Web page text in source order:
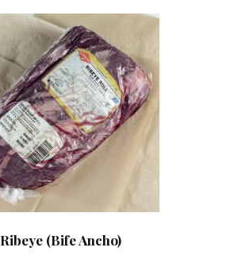
Ribeye (Bife Ancho)